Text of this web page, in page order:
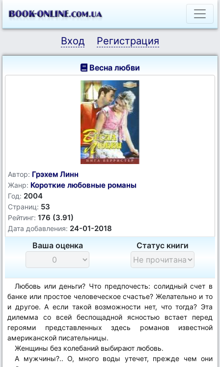
Вход Регистрация
Весна любви
Автор: Грэхем Линн
Жанр: Короткие любовные романы
Год: 2004
Страниц: 53
Рейтинг: 176 (3.91)
Дата добавления: 24-01-2018
Ваша оценка Статус книги
Любовь или деньги? Что предпочесть: солидный счет в
банке или простое человеческое счастье? Желательно и то
и другое. А если такой возможности нет, что тогда? Эта
дилемма со всей беспощадной ясностью встает перед
героями представленных здесь романов известной
американской писательницы.
Женщины без колебаний выбирают любовь.
А мужчины?.. О, много воды утечет, прежде чем они